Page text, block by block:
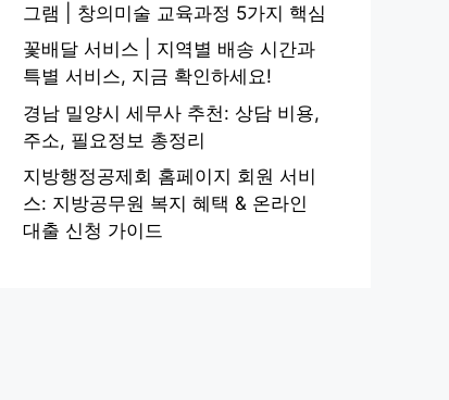
그램 | 창의미술 교육과정 5가지 핵심
꽃배달 서비스 | 지역별 배송 시간과
특별 서비스, 지금 확인하세요!
경남 밀양시 세무사 추천: 상담 비용,
주소, 필요정보 총정리
지방행정공제회 홈페이지 회원 서비
스: 지방공무원 복지 혜택 & 온라인
대출 신청 가이드